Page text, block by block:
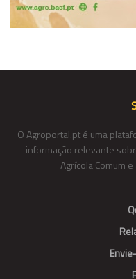
O Agroportal.pt é uma
informação relevante
Agrícola Comum